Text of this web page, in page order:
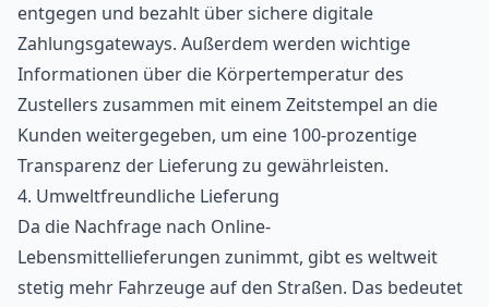
entgegen und bezahlt über sichere digitale
Zahlungsgateways. Außerdem werden wichtige
Informationen über die Körpertemperatur des
Zustellers zusammen mit einem Zeitstempel an die
Kunden weitergegeben, um eine 100-prozentige
Transparenz der Lieferung zu gewährleisten.
4. Umweltfreundliche Lieferung
Da die Nachfrage nach Online-
Lebensmittellieferungen zunimmt, gibt es weltweit
stetig mehr Fahrzeuge auf den Straßen. Das bedeutet